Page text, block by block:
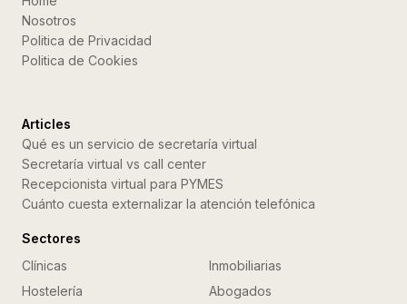
Nosotros
Politica de Privacidad
Politica de Cookies
Articles
Qué es un servicio de secretaría virtual
Secretaría virtual vs call center
Recepcionista virtual para PYMES
Cuánto cuesta externalizar la atención telefónica
Sectores
Clínicas
Inmobiliarias
Hostelería
Abogados